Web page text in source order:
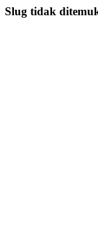
Slug tidak